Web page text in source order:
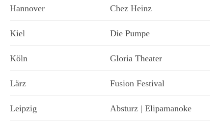
Hannover Chez Heinz
Kiel Die Pumpe
Köln Gloria Theater
Lärz Fusion Festival
Leipzig Absturz | Elipamanoke